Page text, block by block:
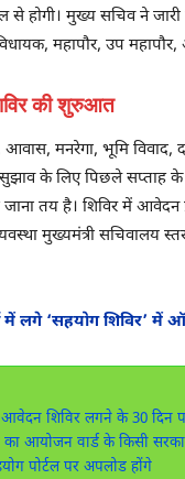
से होगी। मुख्य सचिव ने
महापौर, उप महापौर,
की शुरुआत
आवास, मनरेगा, भूमि
के लिए पिछले सप्ताह के
तय है। शिविर में आवेदन
मुख्यमंत्री सचिवालय
में लगे ‘सहयोग शिविर’ में
आवेदन शिविर लगने के 30 दिन
आयोजन वार्ड के किसी
पोर्टल पर अपलोड होंगे